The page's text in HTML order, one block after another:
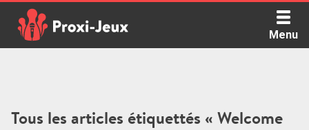
content
Menu
Tous les articles étiquettés « Welcome